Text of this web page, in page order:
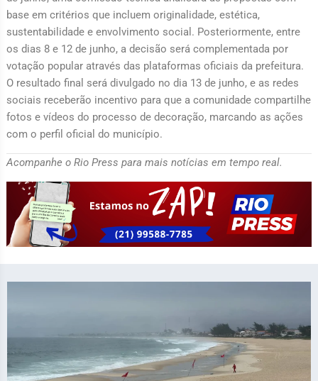
base em critérios que incluem originalidade, estética,
sustentabilidade e envolvimento social. Posteriormente, entre
os dias 8 e 12 de junho, a decisão será complementada por
votação popular através das plataformas oficiais da prefeitura.
O resultado final será divulgado no dia 13 de junho, e as redes
sociais receberão incentivo para que a comunidade compartilhe
fotos e vídeos do processo de decoração, marcando as ações
com o perfil oficial do município.
Acompanhe o Rio Press para mais notícias em tempo real.